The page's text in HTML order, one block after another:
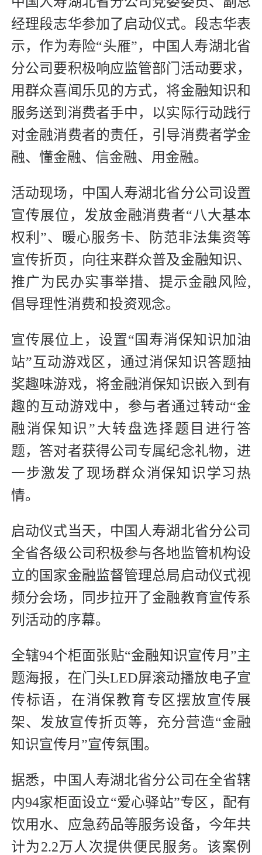
经理段志华参加了启动仪式。段志华表
示，作为寿险“头雁”，中国人寿湖北省
分公司要积极响应监管部门活动要求，
用群众喜闻乐见的方式，将金融知识和
服务送到消费者手中，以实际行动践行
对金融消费者的责任，引导消费者学金
融、懂金融、信金融、用金融。
活动现场，中国人寿湖北省分公司设置
宣传展位，发放金融消费者“八大基本
权利”、暖心服务卡、防范非法集资等
宣传折页，向往来群众普及金融知识、
推广为民办实事举措、提示金融风险,
倡导理性消费和投资观念。
宣传展位上，设置“国寿消保知识加油
站”互动游戏区，通过消保知识答题抽
奖趣味游戏，将金融消保知识嵌入到有
趣的互动游戏中，参与者通过转动“金
融消保知识”大转盘选择题目进行答
题，答对者获得公司专属纪念礼物，进
一步激发了现场群众消保知识学习热
情。
启动仪式当天，中国人寿湖北省分公司
全省各级公司积极参与各地监管机构设
立的国家金融监督管理总局启动仪式视
频分会场，同步拉开了金融教育宣传系
列活动的序幕。
全辖94个柜面张贴“金融知识宣传月”主
题海报，在门头LED屏滚动播放电子宣
传标语，在消保教育专区摆放宣传展
架、发放宣传折页等，充分营造“金融
知识宣传月”宣传氛围。
据悉，中国人寿湖北省分公司在全省辖
内94家柜面设立“爱心驿站”专区，配有
饮用水、应急药品等服务设备，今年共
计为2.2万人次提供便民服务。该案例